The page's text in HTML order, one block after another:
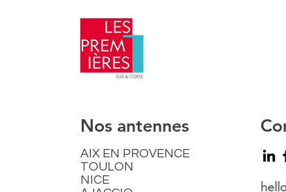
​Nos antennes
AIX EN PROVENCE
TOULON
NICE